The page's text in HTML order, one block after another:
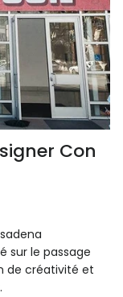
Con
sur le passage
de créativité et